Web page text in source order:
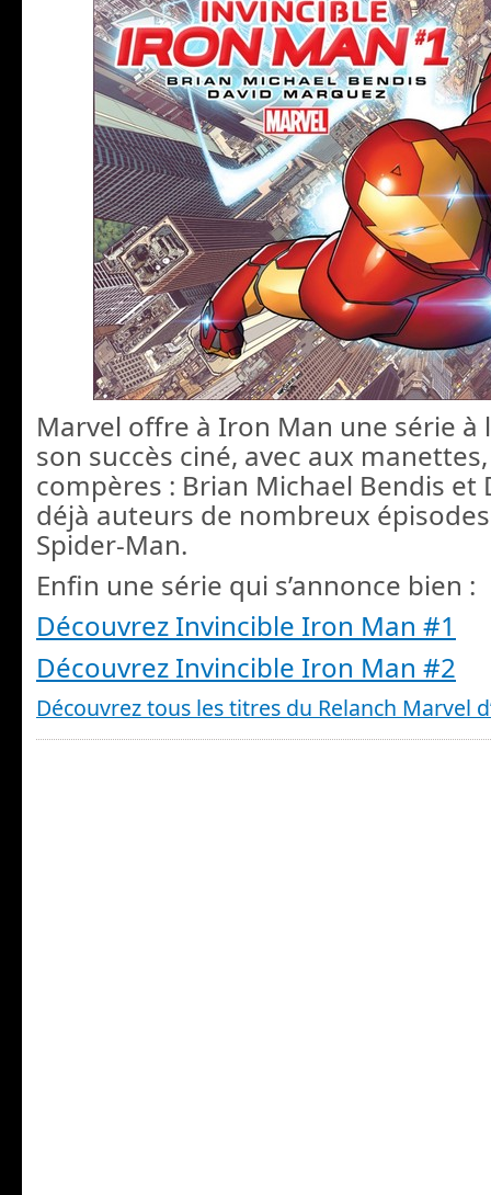
Marvel offre à Iron Man une série à
son succès ciné, avec aux
compères : Brian Michael Bendis et
déjà auteurs de nombreux
Spider-Man.
Enfin une série qui s’annonce bien :
Découvrez Invincible Iron Man #1
Découvrez Invincible Iron Man #2
Découvrez tous les titres du Relanch Marvel